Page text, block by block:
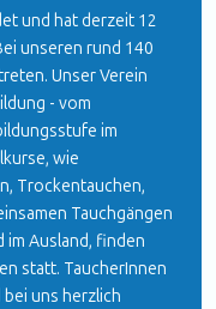
und hat derzeit 12
unseren rund 140
Unser Verein
- vom
im
wie
Trockentauchen,
Tauchgängen
im Ausland, finden
statt. TaucherInnen
uns herzlich